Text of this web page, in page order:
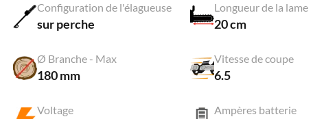
Configuration de l'élagueuse
sur perche
Longueur de la lame
20 cm
Ø Branche - Max
180 mm
Vitesse de coupe
6.5
Voltage Ampères batterie